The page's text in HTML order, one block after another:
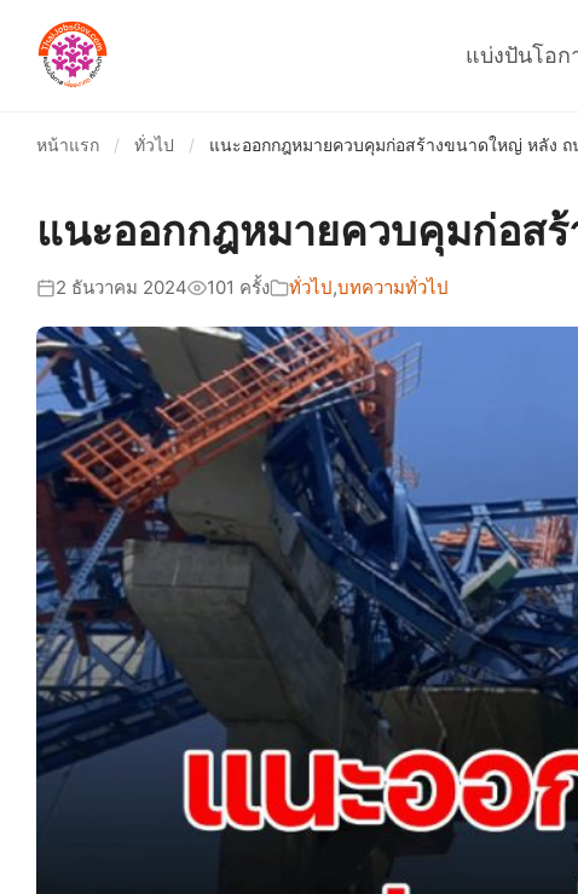
แบ่งปันโอก
หน้าแรก / ทั่วไป / แนะออกกฎหมายควบคุมก่อสร้างขนาดใหญ่ หลัง ถ
แนะออกกฎหมายควบคุมก่อส
2 ธันวาคม 2024 101 ครั้ง ทั่วไป,บทความทั่วไป